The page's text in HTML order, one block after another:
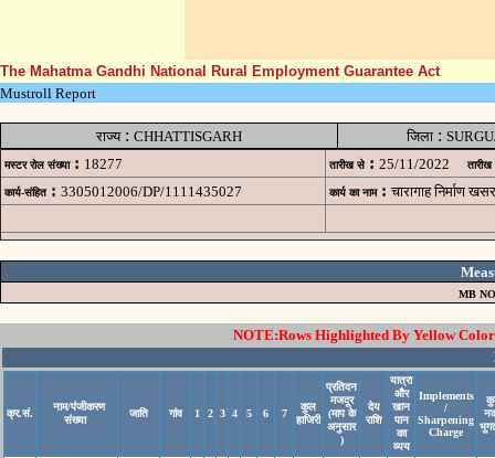
The Mahatma Gandhi National Rural Employment Guarantee Act
Mustroll Report
राज्य: CHHATTISGARH जिला :
मस्टर रोल संख्या : 18277 तारीख से : 25/11/2022 तारीख
कार्य-संहित : 3305012006/DP/1111435027 कार्य का नाम : चारागाह निर्माण
MB
NOTE:Rows Highlighted By Yellow
क्र.सं.
नाम/पंजीकरण
संख्या
जाति गांव 1 2 3 4 5 6 7
कुल
हाजिरी
प्रतिदन
मजदूर
(माप के
अनुसार
)
देय
राशि
यात्रा
और
खान
पान
का
व्यय
Implements
/
Sharpening
Charge